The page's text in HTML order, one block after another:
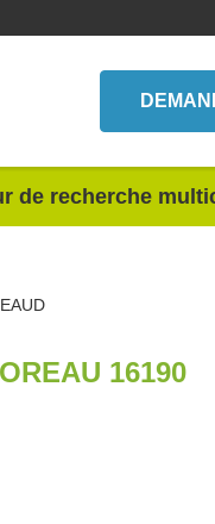
de recherche
16190